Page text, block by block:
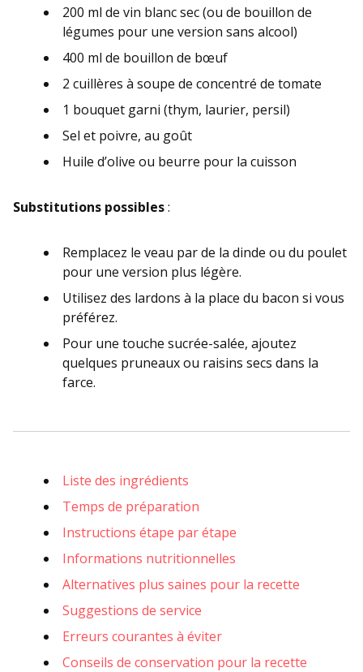
200 ml de vin blanc sec (ou de bouillon de
légumes pour une version sans alcool)
400 ml de bouillon de bœuf
2 cuillères à soupe de concentré de tomate
1 bouquet garni (thym, laurier, persil)
Sel et poivre, au goût
Huile d’olive ou beurre pour la cuisson
Substitutions possibles:
Remplacez le veau par de la dinde ou du poulet
pour une version plus légère.
Utilisez des lardons à la place du bacon si vous
préférez.
Pour une touche sucrée-salée, ajoutez
quelques pruneaux ou raisins secs dans la
farce.
Liste des ingrédients
Temps de préparation
Instructions étape par étape
Informations nutritionnelles
Alternatives plus saines pour la recette
Suggestions de service
Erreurs courantes à éviter
Conseils de conservation pour la recette